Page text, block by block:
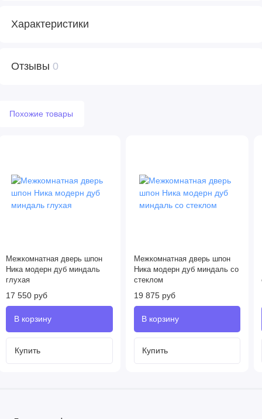
Характеристики
Отзывы 0
Похожие товары
Межкомнатная дверь шпон
Ника модерн дуб миндаль
глухая
17 550 руб
Купить
Межкомнатная дверь шпон
Ника модерн дуб миндаль со
стеклом
19 875 руб
Купить